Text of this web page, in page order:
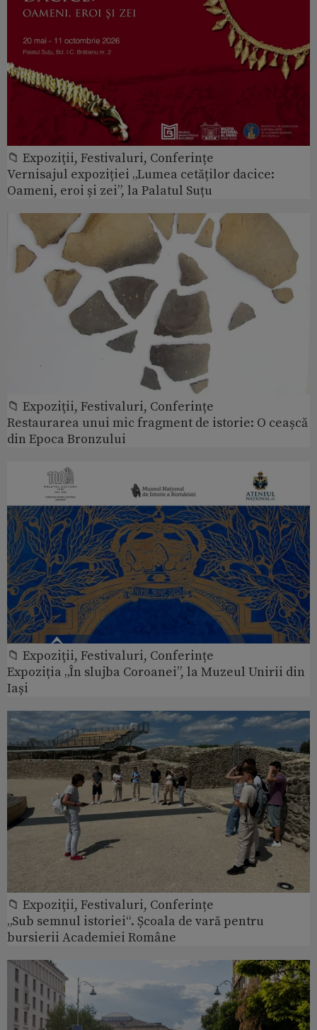
📁 Expoziţii, Festivaluri, Conferințe
Vernisajul expoziției „Lumea cetăților dacice:
Oameni, eroi și zei”, la Palatul Suțu
📁 Expoziţii, Festivaluri, Conferințe
Restaurarea unui mic fragment de istorie: O ceașcă
din Epoca Bronzului
📁 Expoziţii, Festivaluri, Conferințe
Expoziția „În slujba Coroanei”, la Muzeul Unirii din
Iași
📁 Expoziţii, Festivaluri, Conferințe
„Sub semnul istoriei“. Școala de vară pentru
bursierii Academiei Române